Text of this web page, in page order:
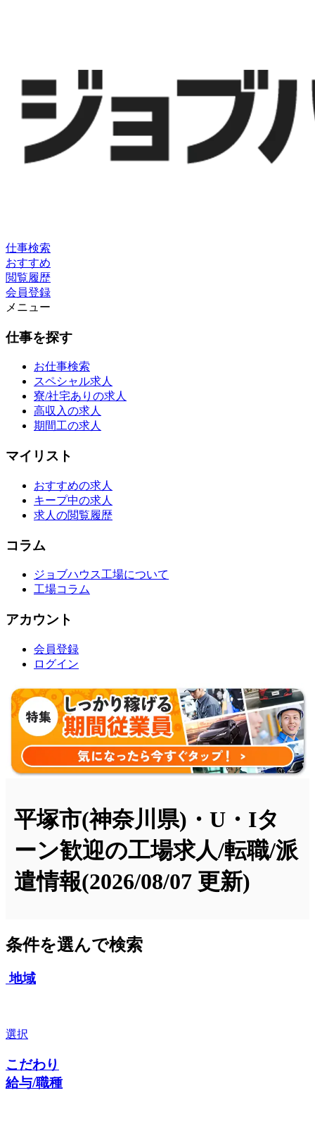
仕事検索
おすすめ
閲覧履歴
会員登録
メニュー
仕事を探す
お仕事検索
スペシャル求人
寮/社宅ありの求人
高収入の求人
期間工の求人
マイリスト
おすすめの求人
キープ中の求人
求人の閲覧履歴
コラム
ジョブハウス工場について
工場コラム
アカウント
会員登録
ログイン
平塚市(神奈川県)・U・Iタ
ーン歓迎の工場求人/転職/派
遣情報(2026/08/07 更新)
条件を選んで検索
地域
選択
こだわり
給与/職種